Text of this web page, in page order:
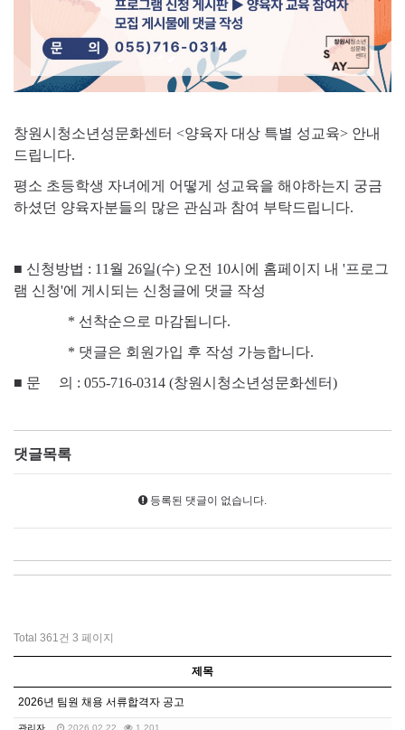
창원시청소년성문화센터 <양육자 대상 특별 성교육> 안내
드립니다.
평소 초등학생 자녀에게 어떻게 성교육을 해야하는지 궁금
하셨던 양육자분들의 많은 관심과 참여 부탁드립니다.
■ 신청방법 : 11월 26일(수) 오전 10시에 홈페이지 내 '프로그
램 신청'에 게시되는 신청글에 댓글 작성
* 선착순으로 마감됩니다.
* 댓글은 회원가입 후 작성 가능합니다.
■ 문 의 : 055-716-0314 (창원시청소년성문화센터)
댓글목록
등록된 댓글이 없습니다.
Total 361건 3 페이지
제목
2026년 팀원 채용 서류합격자 공고